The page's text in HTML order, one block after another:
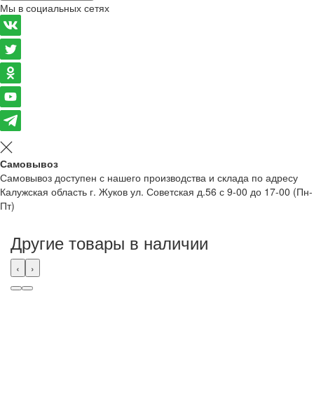
Мы в социальных сетях
Самовывоз
Самовывоз доступен с нашего производства и склада по адресу
Калужская область г. Жуков ул. Советская д.56 с 9-00 до 17-00 (Пн-
Пт)
Другие товары в наличии
‹ ›